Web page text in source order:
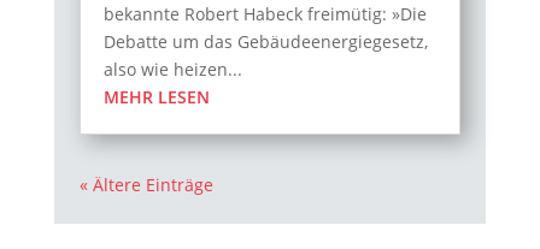
bekannte Robert Habeck freimütig: »Die
Debatte um das Gebäudeenergiegesetz,
also wie heizen...
MEHR LESEN
« Ältere Einträge